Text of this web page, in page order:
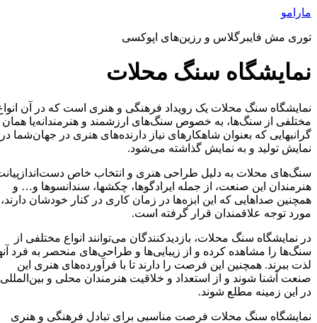
پرش
محتوا
مارامو
توری مش فایبرگلاس و رزین‌های اپوکسی
نمایشگاه سنگ محلات
نمایشگاه سنگ محلات یک رویداد فرهنگی و هنری است که در آن انواع
مختلفی از سنگ‌ها، به خصوص سنگ‌های ارزشمند و هنرمندانه‌یا همان
گرانبهایی که بعنوان شاهکارهای نیاز دارنده‌های هنری در جهان‌شما در
نمایش تولید و به نمایش گذاشته می‌شود.
سنگ‌های محلات به دلیل طراحی هنری و انتخاب خاص دست‌اندازپیانت
هنرمندان این صنعت، از جمله ایرادگوها، چکشها، سندانسوها و… و
همچنین صداهایی که این ابزه‌ها در زمان کاری در کنار خودشان دارند،
مورد توجه علاقمندان قرار گرفته است.
در نمایشگاه سنگ محلات، بازدیدکنندگان می‌توانند انواع مختلفی از
سنگ‌ها را مشاهده کرده و از زیبایی‌ها و طراحی‌های منحصر به فرد آنها
لذت ببرند. همچنین این فرصت را دارند تا با فرآورده‌های هنری این
صنعت آشنا شوند و از استعداد و خلاقیت هنرمندان محلی و بین‌المللی
در این زمینه مطلع شوند.
نمایشگاه سنگ محلات فرصت مناسبی برای تبادل فرهنگی و هنری